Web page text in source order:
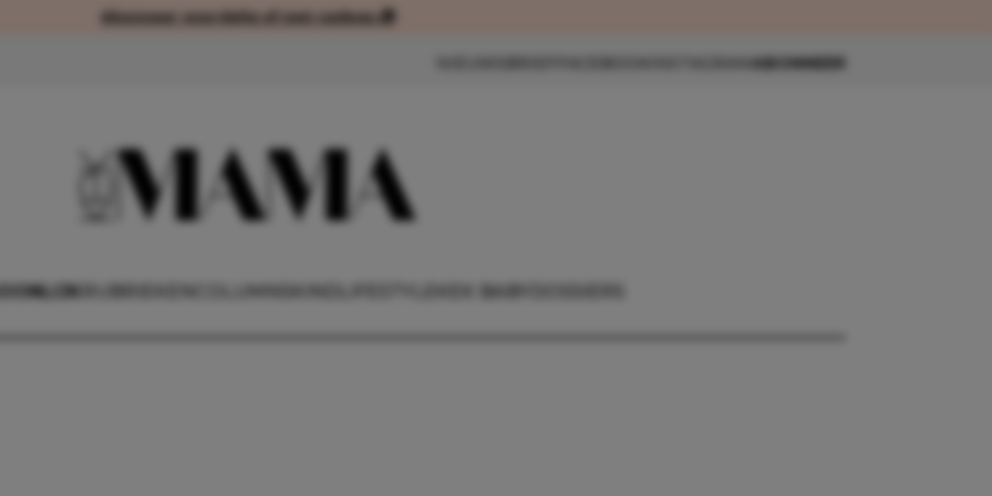
Abonneer voordelig of met cadeau 🎁Abonneer voordelig of met cadeau 🎁
ABONNEER